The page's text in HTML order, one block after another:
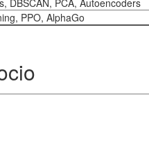
DBSCAN, PCA, Autoencoders
PPO, AlphaGo